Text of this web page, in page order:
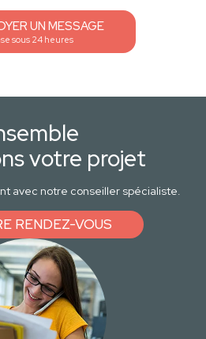
UN MESSAGE
sous 24 heures
votre projet
avec notre conseiller spécialiste.
RENDEZ-VOUS